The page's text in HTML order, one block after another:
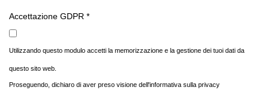
Accettazione GDPR *
Utilizzando questo modulo accetti la memorizzazione e la gestione dei tuoi dati da
questo sito web.
Proseguendo, dichiaro di aver preso visione dell'informativa sulla privacy